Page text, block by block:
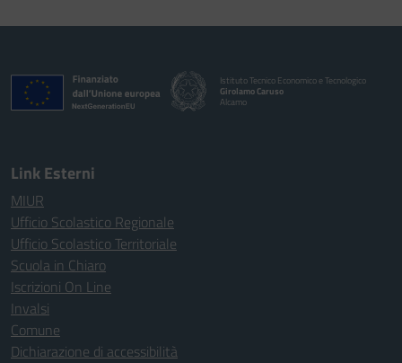
Istituto Tecnico Economico e Tecnologico
Girolamo Caruso
Alcamo
Link Esterni
MIUR
Ufficio Scolastico Regionale
Ufficio Scolastico Territoriale
Scuola in Chiaro
Iscrizioni On Line
Invalsi
Comune
Dichiarazione di accessibilità